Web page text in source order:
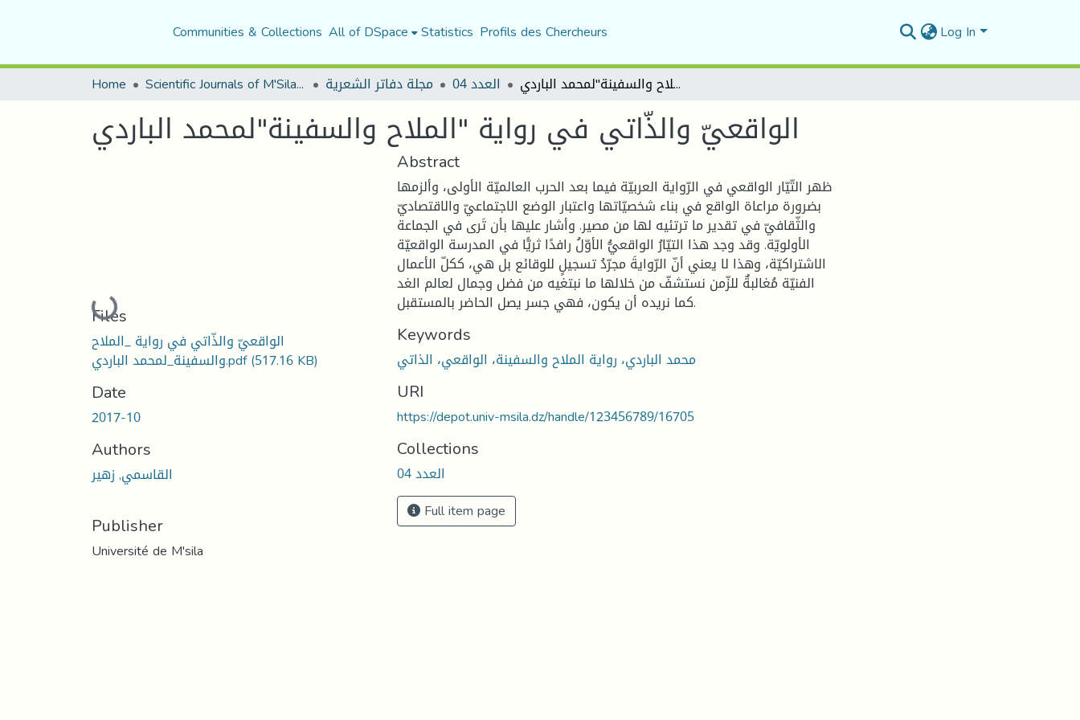
Communities & Collections All of DSpace Statistics Profils des Chercheurs Log In
Home Scientific Journals of M'Sila University مجلة دفاتر الشعرية العدد 04 الواقعيّ والذّاتي في رواية "الملاح والسفينة"لمحمد الباردي
الواقعيّ والذّاتي في رواية "الملاح والسفينة"لمحمد الباردي
Loading...
Files
الواقعيّ والذّاتي في رواية _الملاح
والسفينة_لمحمد الباردي.pdf(517.16 KB)
Date
2017-10
Authors
القاسمي, زهير
Publisher
Université de M'sila
Abstract
ظهر التّيّار الواقعي في الرّواية العربيّة فيما بعد الحرب العالميّة الأولى، وألزمها
بضرورة مراعاة الواقع في بناء شخصيّاتها واعتبار الوضع الاجتماعيّ والاقتصاديّ
والثّقافيّ في تقدير ما ترتئيه لها من مصير. وأشار عليها بأن تَرى في الجماعة
الأولويّة. وقد وجد هذا التيّارُ الواقعيُّ الأوّلُ رافدًا ثريًّا في المدرسة الواقعيّة
الاشتراكيّة، وهذا لا يعني أنّ الرّوايةَ مجرّدُ تسجيلٍ للوقائع بل هي، ككلّ الأعمال
الفنيّة مُغالبةٌ للزّمن نستشفّ من خلالها ما نبتغيه من فضل وجمال لعالم الغد
كما نريده أن يكون، فهي جسر يصل الحاضر بالمستقبل.
Keywords
محمد الباردي، رواية الملاح والسفينة، الواقعي، الذاتي
URI
https://depot.univ-msila.dz/handle/123456789/16705
Collections
العدد 04
Full item page